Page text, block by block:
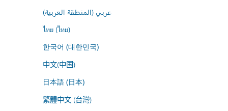
عربي (المنطقة العربية)
ไทย (ไทย)
한국어 (대한민국)
中文(中国)
日本語 (日本)
繁體中文 (台灣)